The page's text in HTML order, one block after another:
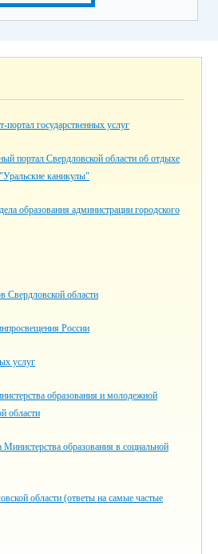
государственных услуг
портал Свердловской области об отдыхе
каникулы"
образования администрации городского
Свердловской области
России
услуг
образования и молодежной
области
образования в социальной
области (ответы на самые частые